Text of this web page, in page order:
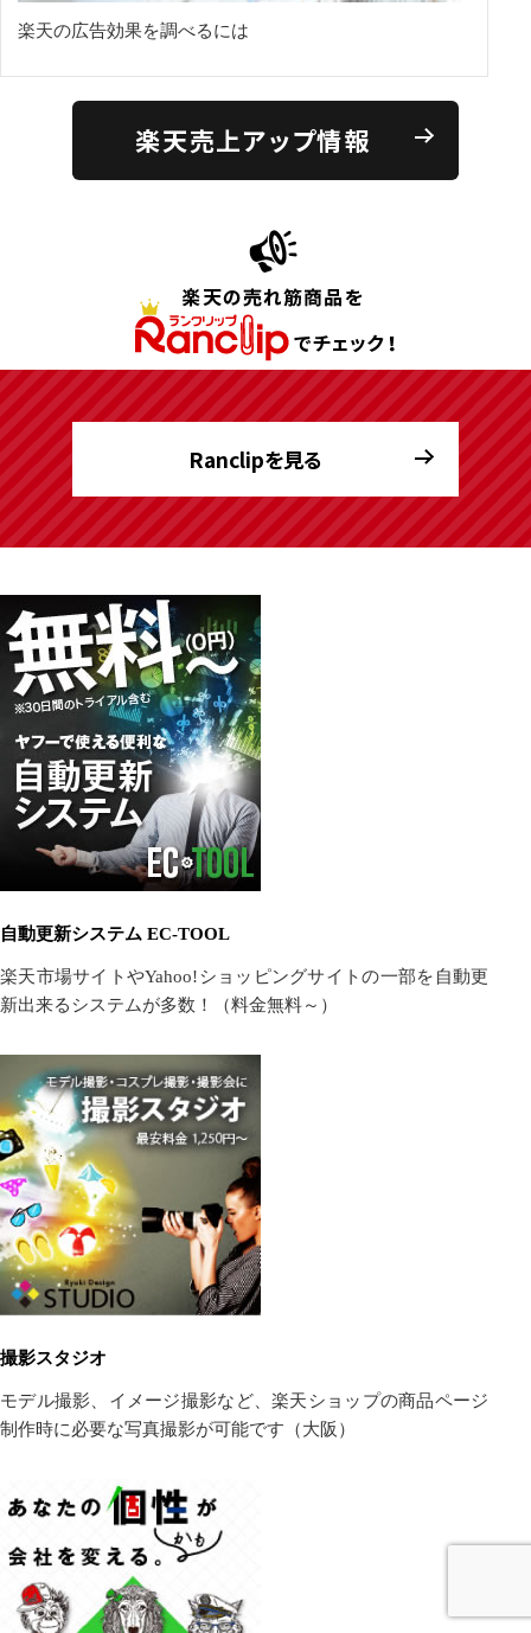
楽天の広告効果を調べるには
楽天売上アップ情報
Ranclipを見る
自動更新システム EC-TOOL
楽天市場サイトやYahoo!ショッピングサイトの一部を自動更
新出来るシステムが多数！（料金無料～）
撮影スタジオ
モデル撮影、イメージ撮影など、楽天ショップの商品ページ
制作時に必要な写真撮影が可能です（大阪）